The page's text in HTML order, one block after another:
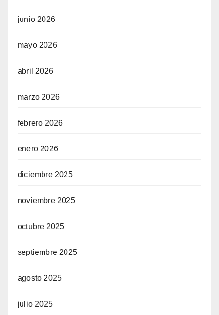
junio 2026
mayo 2026
abril 2026
marzo 2026
febrero 2026
enero 2026
diciembre 2025
noviembre 2025
octubre 2025
septiembre 2025
agosto 2025
julio 2025